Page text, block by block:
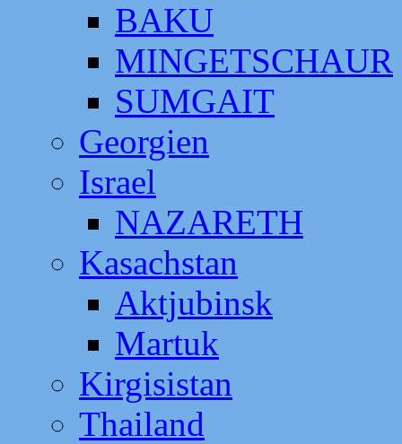
BAKU
MINGETSCHAUR
SUMGAIT
Georgien
Israel
NAZARETH
Kasachstan
Aktjubinsk
Martuk
Kirgisistan
Thailand